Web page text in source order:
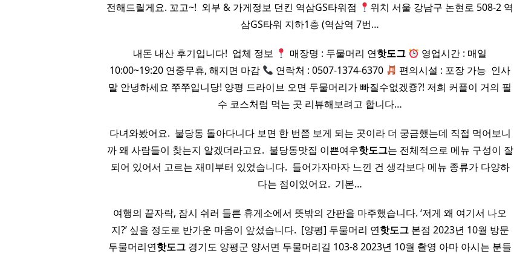
전해드릴게요. 꼬고~! ​ 외부 & 가게정보 던킨 역삼GS타워점
위치​ 서울 강남구 논현로 508-2 역
삼GS타워 지하1층 (역삼역 7번…
내돈 내산 후기입니다! ​ 업체 정보 매장명 : 두물머리 연핫도그
영업시간 : 매일
10:00~19:20 연중무휴, 해지면 마감
연락처 : 0507-1374-6370
편의시설 : 포장 가능 ​ 인사
말 안녕하세요 쭈쭈입니당! 양평 드라이브 오면 두물머리가 빠질수없겠죵?! 저희 커플이 거의 필
수 코스처럼 먹는 곳 리뷰해보려고 합니다…
다녀와봤어요. ​ 불당동 돌아다니다 보면 한 번쯤 보게 되는 곳이라 더 궁금했는데 직접 먹어보니
까 왜 사람들이 찾는지 알겠더라고요. ​ 불당동맛집 이쁜여우핫도그는 전체적으로 메뉴 구성이 잘
되어 있어서 고르는 재미부터 있었습니다. ​ 들어가자마자 느낀 건 생각보다 메뉴 종류가 다양하
다는 점이었어요. ​ 기본…
여행의 끝자락, 잠시 쉬러 들른 휴게소에서 뜻밖의 간판을 마주했습니다. ‘저게 왜 여기서 나오
지?’ 싶을 정도로 반가운 마음이 앞섰습니다. ​ [양평] 두물머리 연핫도그본점 2023년 10월 방문
두물머리연핫도그 경기도 양평군 양서면 두물머리길 103-8 2023년 10월 촬영 아마 아시는 분들